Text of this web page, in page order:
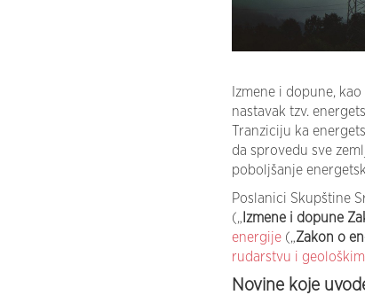
Izmene i dopune,
nastavak tzv.
Tranziciju ka
da sprovedu sve
poboljšanje
Poslanici Skupštine
(„ Izmene i dopune
energije(„Zakon o
rudarstvu i
Novine koje